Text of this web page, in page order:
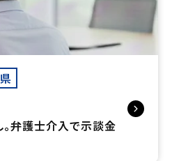
弁護士介入で示談金